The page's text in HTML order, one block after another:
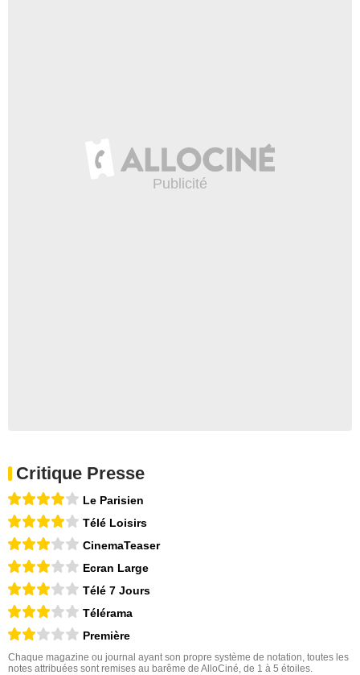
Critique Presse
Le Parisien
Télé Loisirs
CinemaTeaser
Ecran Large
Télé 7 Jours
Télérama
Première
Chaque magazine ou journal ayant son propre système de notation, toutes les
notes attribuées sont remises au barême de AlloCiné, de 1 à 5 étoiles.